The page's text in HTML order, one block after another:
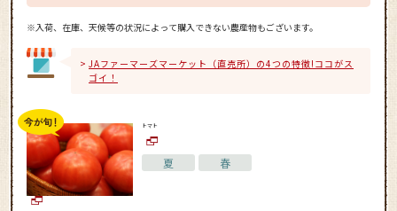
※入荷、在庫、天候等の状況によって購入できない農産物もございます。
JAファーマーズマーケット（直売所）の4つの特徴!ココがス
ゴイ！
トマト
夏 春